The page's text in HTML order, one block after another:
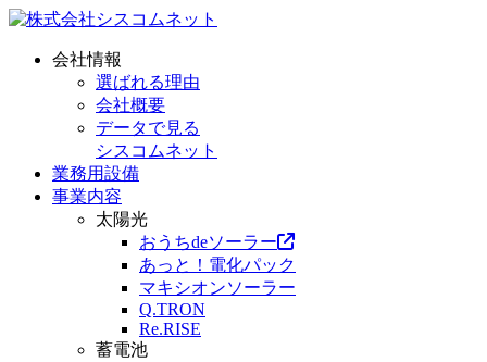
会社情報
選ばれる理由
会社概要
データで見る
シスコムネット
業務用設備
事業内容
太陽光
おうちdeソーラー
あっと！電化パック
マキシオンソーラー
Q.TRON
Re.RISE
蓄電池